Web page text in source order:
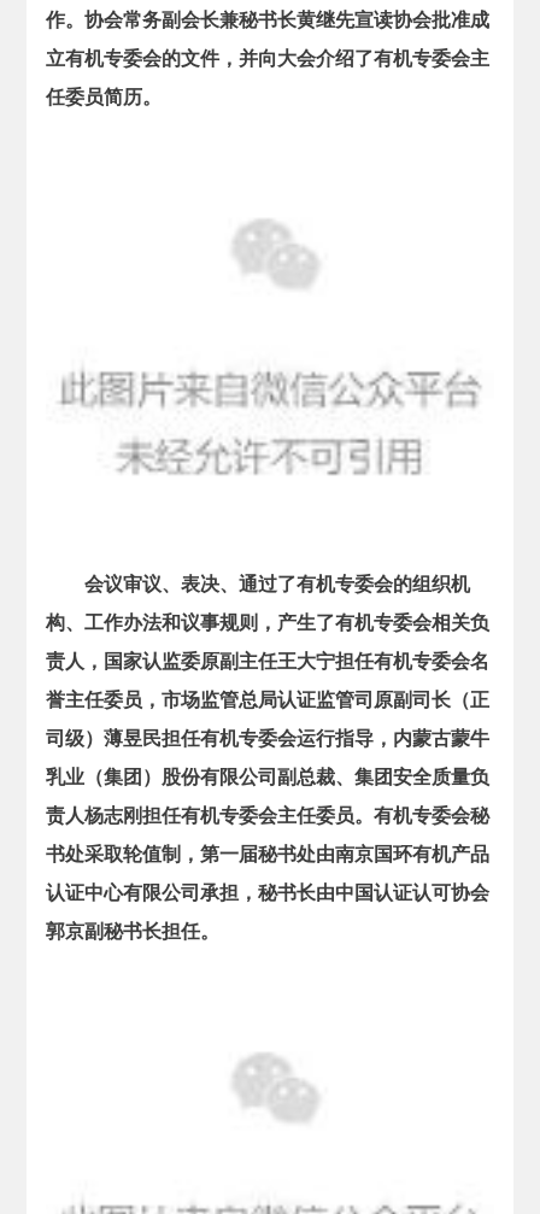
作。协会常务副会长兼秘书长黄继先宣读协会批准成
立有机专委会的文件，并向大会介绍了有机专委会主
任委员简历。
会议审议、表决、通过了有机专委会的组织机
构、工作办法和议事规则，产生了有机专委会相关负
责人，国家认监委原副主任王大宁担任有机专委会名
誉主任委员，市场监管总局认证监管司原副司长（正
司级）薄昱民担任有机专委会运行指导，内蒙古蒙牛
乳业（集团）股份有限公司副总裁、集团安全质量负
责人杨志刚担任有机专委会主任委员。有机专委会秘
书处采取轮值制，第一届秘书处由南京国环有机产品
认证中心有限公司承担，秘书长由中国认证认可协会
郭京副秘书长担任。